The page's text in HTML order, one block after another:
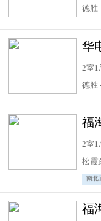
德胜
2室1
德胜
福
2室1
松霞
南北